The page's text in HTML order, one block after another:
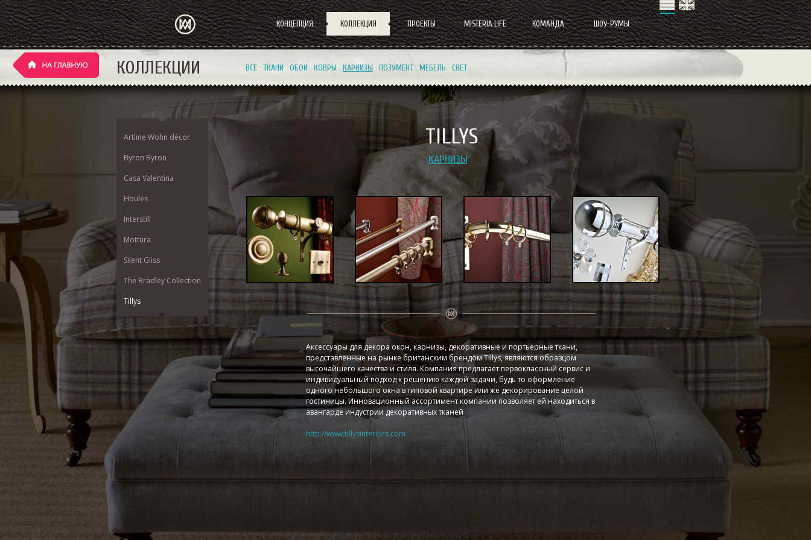
КОНЦЕПЦИЯ КОЛЛЕКЦИЯ ПРОЕКТЫ MISTERIA LIFE КОМАНДА ШОУ-РУМЫ
КОЛЛЕКЦИИ ВСЕ ТКАНИ ОБОИ КОВРЫ КАРНИЗЫ ПОЗУМЕНТ МЕБЕЛЬ СВЕТ
Artline Wohn décor
Byron Byron
Casa Valentina
Houles
Interstill
Mottura
Silent Gliss
The Bradley Collection
Tillys
TILLYS
КАРНИЗЫ
Аксессуары для декора окон, карнизы, декоративные и портьерные ткани,
представленные на рынке британским брендом Tillys, являются образцом
высочайшего качества и стиля. Компания предлагает первоклассный сервис и
индивидуальный подход к решению каждой задачи, будь то оформление
одного небольшого окна в типовой квартире или же декорирование целой
гостиницы. Инновационный ассортимент компании позволяет ей находиться в
авангарде индустрии декоративных тканей
http://www.tillysinteriors.com